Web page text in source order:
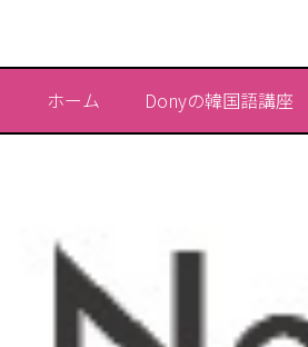
ホーム Donyの韓国語講座